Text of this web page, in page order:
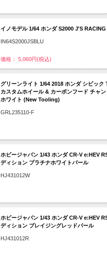
イノモデル 1/64 ホンダ S2000 J'S
IN64S2000JSBLU
価格： 5,060円(税込)
グリーンライト 1/64 2018 ホンダ シビック
カスタムホイール & カーボンフード チャ
ホワイト (New Tooling)
GRL235110-F
ホビージャパン 1/43 ホンダ CR-V e:HEV
ディション プラチナホワイトパール
HJ431012W
ホビージャパン 1/43 ホンダ CR-V e:HEV
ディション ブレイジングレッドパール
HJ431012R